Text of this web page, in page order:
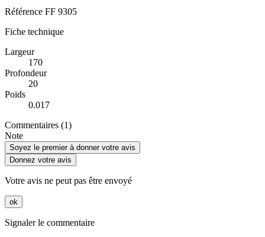
Référence FF 9305
Fiche technique
Largeur
170
Profondeur
20
Poids
0.017
Commentaires (1)
Note
Soyez le premier à donner votre avis
Donnez votre avis
Votre avis ne peut pas être envoyé
ok
Signaler le commentaire